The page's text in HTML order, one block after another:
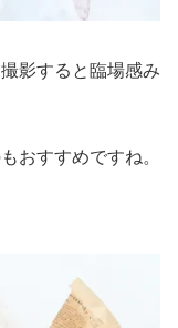
影すると臨場感み
おすすめですね。